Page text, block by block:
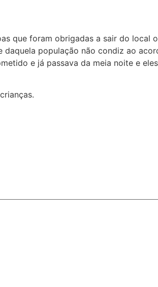
que foram obrigadas a sair do local
população não condiz ao
e já passava da meia noite e